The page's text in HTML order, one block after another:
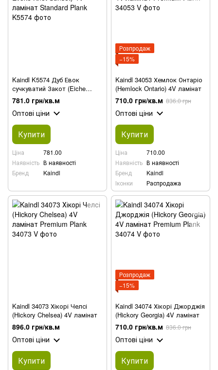
Kaindl K5574 Дуб Евок
сучкуватий Закот (Eiche
Evoke Knot Sunset) 4V
ламінат
781.0 грн/кв.м
Оптові ціни
Купити
Ціна
781.00
Наявність В наявності
Бренд
Kaindl
Розпродаж
−15%
Kaindl 34053 Хемлок Онтаріо
(Hemlock Ontario) 4V ламінат
710.0 грн/кв.м 836.0 грн
Оптові ціни
Купити
Ціна
710.00
Наявність В наявності
Бренд
Kaindl
Іконки
Распродажа
Kaindl 34073 Хікорі Челсі
(Hickory Chelsea) 4V ламінат
896.0 грн/кв.м
Оптові ціни
Купити
Розпродаж
−15%
Kaindl 34074 Хікорі Джорджія
(Hickory Georgia) 4V ламінат
710.0 грн/кв.м 836.0 грн
Оптові ціни
Купити